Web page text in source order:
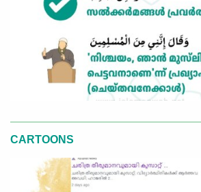
CARTOONS